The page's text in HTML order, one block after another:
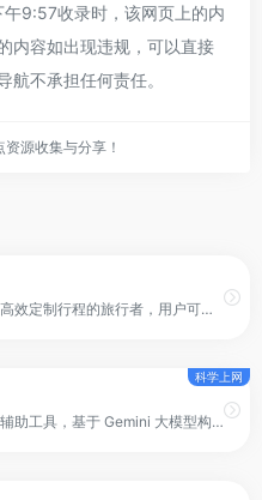
9:57收录时，该网页上的内
内容如出现违规，可以直接
航不承担任何责任。
源收集与分享！
智能旅行规划助手，面向希望高效定制行程的旅行者，用户可通过与 AI 对话输入目的地、时间、预算或兴趣偏好，Wanderboat 即可提供个性化行程建议，包括景点推荐、餐厅选择、活动安排及交通规划。
科学上网
Google 推出的 AI 研究与写作辅助工具，基于 Gemini 大模型构建。其核心定位是“以用户资料为中心的智能助手”，通过导入文档作为数据来源，限制 AI 的回答范围，从而提高信息准确性。